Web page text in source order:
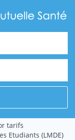
tarifs
Etudiants (LMDE)